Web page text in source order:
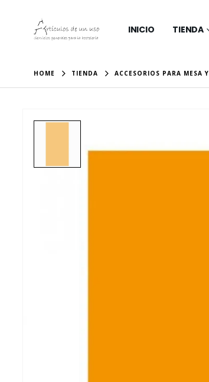
INICIO TIENDA
HOME TIENDA ACCESORIOS PARA MESA